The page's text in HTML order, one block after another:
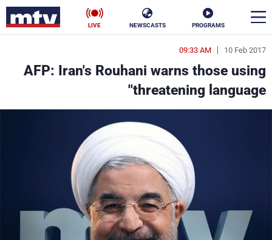
PROGRAMS
NEWSCASTS
LIVE
10 Feb 2017
09:33 AM
AFP: Iran's Rouhani warns those using
'threatening language'
en
الأخبار
سياسة ناس
رياضة